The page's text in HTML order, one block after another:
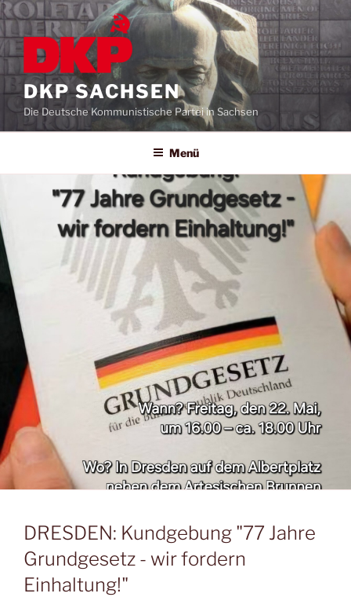
DKP SACHSEN
Die Deutsche Kommunistische Partei in Sachsen
Menü
DRESDEN: Kundgebung "77 Jahre
Grundgesetz - wir fordern
Einhaltung!"